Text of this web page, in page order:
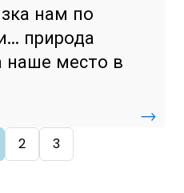
нам по
природа
наше место в
→
2
3